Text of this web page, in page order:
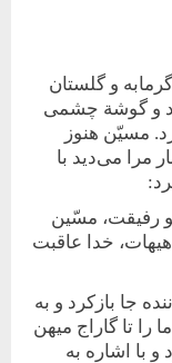
و گلستان
و گوشة چشمی
مسیّن هنوز
مرا می‌دید با
رفیقت، مسّین
خدا عاقبت
جا بازکرد و به
تا گاراج میهن
و با اشاره به